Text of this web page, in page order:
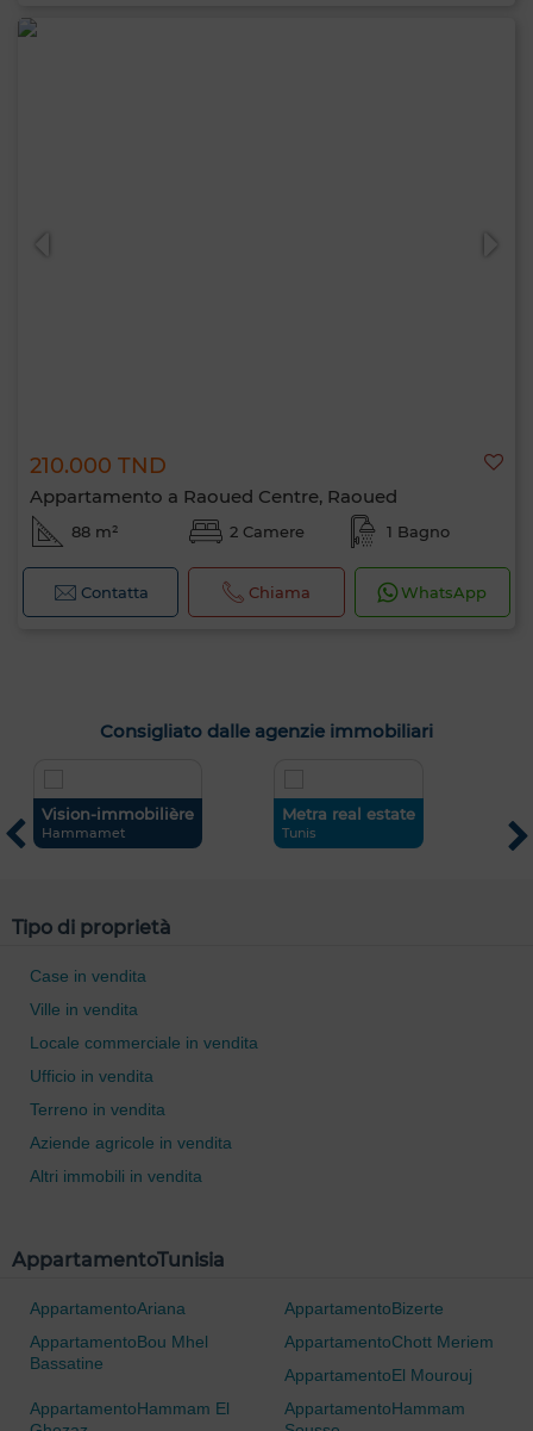
210.000 TND
Appartamento a Raoued Centre, Raoued
88 m² 2 Camere 1 Bagno
Contatta Chiama WhatsApp
Consigliato dalle agenzie immobiliari
Vision-immobilière
Hammamet
Metra real estate
Tunis
Tipo di proprietà
Case in vendita
Ville in vendita
Locale commerciale in vendita
Ufficio in vendita
Terreno in vendita
Aziende agricole in vendita
Altri immobili in vendita
AppartamentoTunisia
AppartamentoAriana
AppartamentoBizerte
AppartamentoBou Mhel
Bassatine
AppartamentoChott Meriem
AppartamentoEl Mourouj
AppartamentoHammam El
AppartamentoHammam